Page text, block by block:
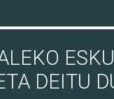
DEITU